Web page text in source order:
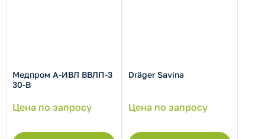
Медпром А-ИВЛ ВВЛП-3
30-B
Цена по запросу
Dräger Savina
Цена по запросу